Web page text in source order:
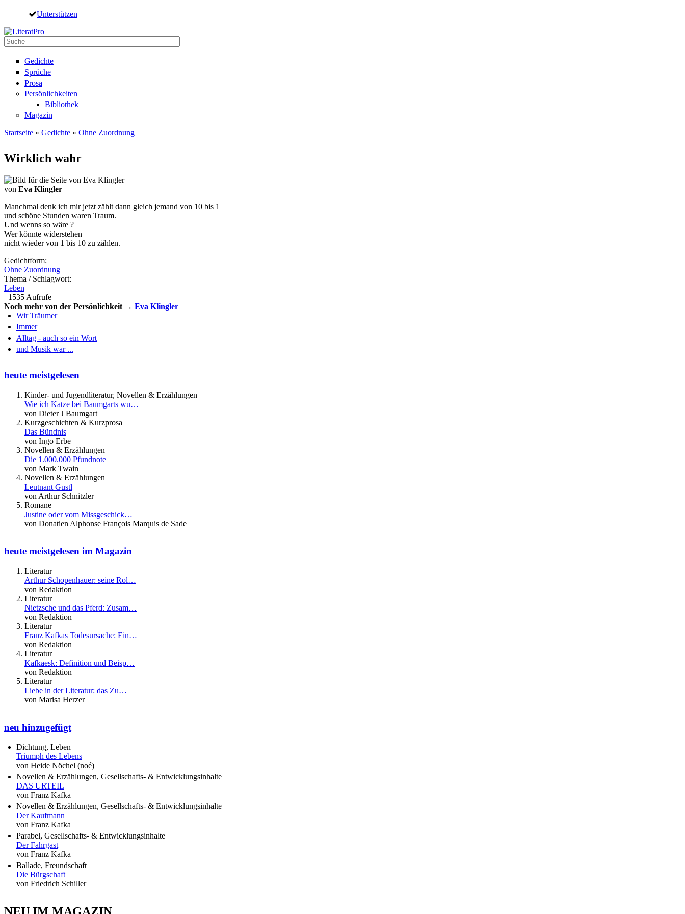
Direkt zum Inhalt
Unterstützen
Suche
Gedichte
Sprüche
Prosa
Persönlichkeiten
Bibliothek
Magazin
Startseite » Gedichte » Ohne Zuordnung
Wirklich wahr
von Eva Klingler
Manchmal denk ich mir jetzt zählt dann gleich jemand von 10 bis 1
und schöne Stunden waren Traum.
Und wenns so wäre ?
Wer könnte widerstehen
nicht wieder von 1 bis 10 zu zählen.
Gedichtform:
Ohne Zuordnung
Thema / Schlagwort:
Leben
1535 Aufrufe
Noch mehr von der Persönlichkeit → Eva Klingler
Wir Träumer
Immer
Alltag - auch so ein Wort
und Musik war ...
heute meistgelesen
Kinder- und Jugendliteratur, Novellen & Erzählungen
Wie ich Katze bei Baumgarts wu…
von Dieter J Baumgart
Kurzgeschichten & Kurzprosa
Das Bündnis
von Ingo Erbe
Novellen & Erzählungen
Die 1.000.000 Pfundnote
von Mark Twain
Novellen & Erzählungen
Leutnant Gustl
von Arthur Schnitzler
Romane
Justine oder vom Missgeschick…
von Donatien Alphonse François Marquis de Sade
heute meistgelesen im Magazin
Literatur
Arthur Schopenhauer: seine Rol…
von Redaktion
Literatur
Nietzsche und das Pferd: Zusam…
von Redaktion
Literatur
Franz Kafkas Todesursache: Ein…
von Redaktion
Literatur
Kafkaesk: Definition und Beisp…
von Redaktion
Literatur
Liebe in der Literatur: das Zu…
von Marisa Herzer
neu hinzugefügt
Dichtung, Leben
Triumph des Lebens
von Heide Nöchel (noé)
Novellen & Erzählungen, Gesellschafts- & Entwicklungsinhalte
DAS URTEIL
von Franz Kafka
Novellen & Erzählungen, Gesellschafts- & Entwicklungsinhalte
Der Kaufmann
von Franz Kafka
Parabel, Gesellschafts- & Entwicklungsinhalte
Der Fahrgast
von Franz Kafka
Ballade, Freundschaft
Die Bürgschaft
von Friedrich Schiller